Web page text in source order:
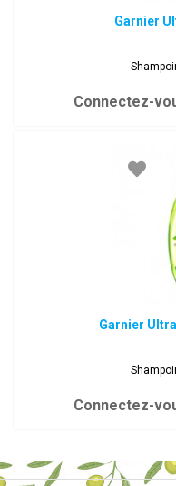
Garnier
Connectez-
Garnier
Connectez-